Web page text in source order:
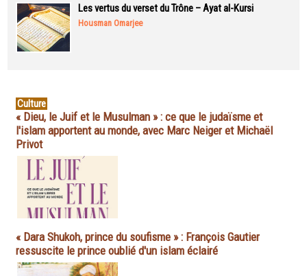
Les vertus du verset du Trône – Ayat al-Kursi
Housman Omarjee
Culture
« Dieu, le Juif et le Musulman » : ce que le judaïsme et
l'islam apportent au monde, avec Marc Neiger et Michaël
Privot
« Dara Shukoh, prince du soufisme » : François Gautier
ressuscite le prince oublié d'un islam éclairé